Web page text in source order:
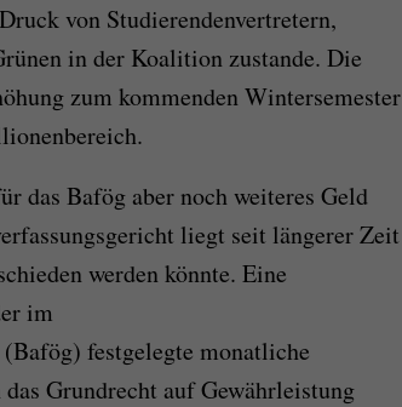
von Studierendenvertretern,
in der Koalition zustande. Die
zum kommenden Wintersemester
das Bafög aber noch weiteres Geld
liegt seit längerer Zeit
werden könnte. Eine
im
festgelegte monatliche
Grundrecht auf Gewährleistung